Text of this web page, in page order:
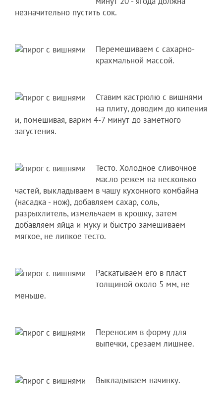
незначительно пустить сок.
Перемешиваем с сахарно-
крахмальной массой.
Ставим кастрюлю с вишнями
на плиту, доводим до кипения
и, помешивая, варим 4-7 минут до заметного
загустения.
Тесто. Холодное сливочное
масло режем на несколько
частей, выкладываем в чашу кухонного комбайна
(насадка - нож), добавляем сахар, соль,
разрыхлитель, измельчаем в крошку, затем
добавляем яйца и муку и быстро замешиваем
мягкое, не липкое тесто.
Раскатываем его в пласт
толщиной около 5 мм, не
меньше.
Переносим в форму для
выпечки, срезаем лишнее.
Выкладываем начинку.